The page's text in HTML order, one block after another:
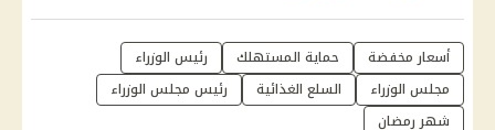
أسعار مخفضة حماية المستهلك
رئيس الوزراء
مجلس الوزراء
السلع الغذائية
رئيس مجلس الوزراء
شهر رمضان